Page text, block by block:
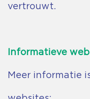
vertrouwt.
Informatieve
Meer informatie